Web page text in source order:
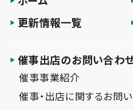
更新情報一覧
催事出店のお問い合わ
催事事業紹介
催事・出店に関するお問